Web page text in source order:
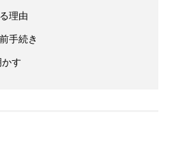
理由
手続き
す